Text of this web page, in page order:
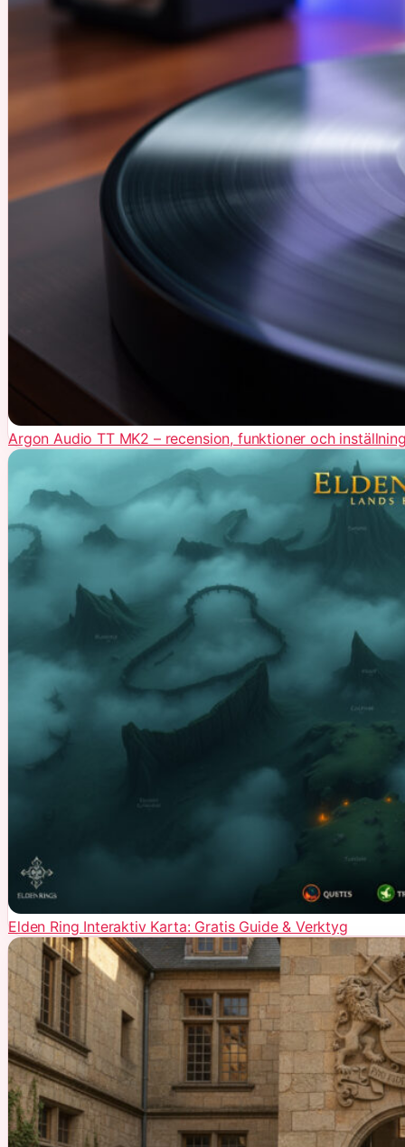
Argon Audio TT MK2 – recension, funktioner och
Elden Ring Interaktiv Karta: Gratis Guide & Verktyg